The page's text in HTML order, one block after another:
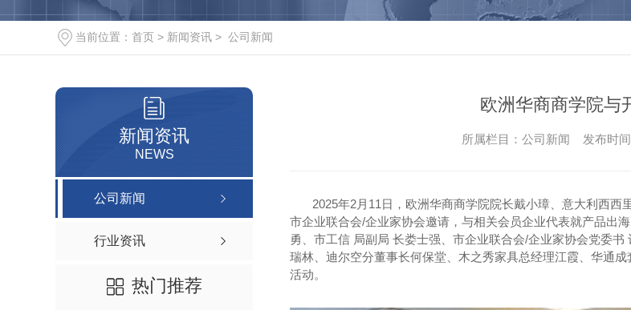
当前位置： 首页 > 新闻资讯 > 公司新闻
新闻资讯
NEWS
公司新闻
行业资讯
热门推荐
欧洲华商商学院与
所属栏目： 公司新闻 发布时
2025年2月11日，欧洲华商商学院院长戴小璋、意大利西西
市企业联合会/企业家协会邀请，与相关会员企业代表就产品出
勇、市工信 局副局 长娄士强、市企业联合会/企业家协会党委
瑞林、迪尔空分董事长何保堂、木之秀家具总经理江霞、华通
活动。